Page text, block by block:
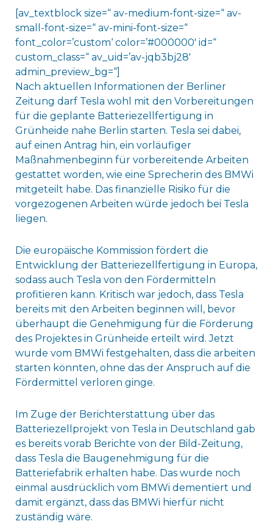
[av_textblock size=“ av-medium-font-size=“ av-
small-font-size=“ av-mini-font-size=“
font_color=’custom‘ color=’#000000′ id=“
custom_class=“ av_uid=’av-jqb3bj28′
admin_preview_bg=“]
Nach aktuellen Informationen der Berliner
Zeitung darf Tesla wohl mit den Vorbereitungen
für die geplante Batteriezellfertigung in
Grünheide nahe Berlin starten. Tesla sei dabei,
auf einen Antrag hin, ein vorläufiger
Maßnahmenbeginn für vorbereitende Arbeiten
gestattet worden, wie eine Sprecherin des BMWi
mitgeteilt habe. Das finanzielle Risiko für die
vorgezogenen Arbeiten würde jedoch bei Tesla
liegen.
Die europäische Kommission fördert die
Entwicklung der Batteriezellfertigung in Europa,
sodass auch Tesla von den Fördermitteln
profitieren kann. Kritisch war jedoch, dass Tesla
bereits mit den Arbeiten beginnen will, bevor
überhaupt die Genehmigung für die Förderung
des Projektes in Grünheide erteilt wird. Jetzt
wurde vom BMWi festgehalten, dass die arbeiten
starten könnten, ohne das der Anspruch auf die
Fördermittel verloren ginge.
Im Zuge der Berichterstattung über das
Batteriezellprojekt von Tesla in Deutschland gab
es bereits vorab Berichte von der Bild-Zeitung,
dass Tesla die Baugenehmigung für die
Batteriefabrik erhalten habe. Das wurde noch
einmal ausdrücklich vom BMWi dementiert und
damit ergänzt, dass das BMWi hierfür nicht
zuständig wäre.